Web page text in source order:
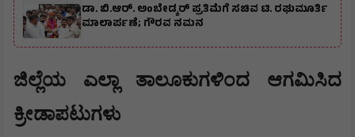
ಡಾ. ಬಿ.ಆರ್. ಅಂಬೇಡ್ಕರ್ ಪ್ರತಿಮೆಗೆ ಸಚಿವ ಟಿ. ರಘುಮೂರ್ತಿ
ಮಾಲಾರ್ಪಣೆ; ಗೌರವ ನಮನ
​ಜಿಲ್ಲೆಯ ಎಲ್ಲಾ ತಾಲೂಕುಗಳಿಂದ ಆಗಮಿಸಿದ
ಕ್ರೀಡಾಪಟುಗಳು